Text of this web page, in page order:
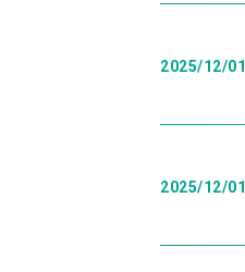
2025/12/01
2025/12/01